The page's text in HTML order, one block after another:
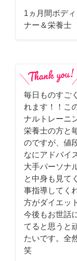
1ヵ月間ボデ
ナー＆栄養士
毎日ものすご
れます！！こ
ナルトレーニ
栄養士の方と
のですが、値
なにアドバイ
大手パーソナ
と中身も見て
事指導してく
方がダイエッ
今後もお世話
てると思うと
たいです。全
笑